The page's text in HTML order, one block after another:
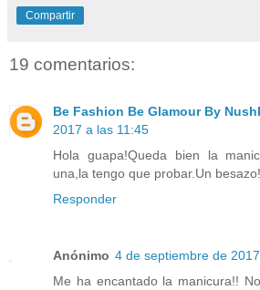
Compartir
19 comentarios:
Be Fashion Be Glamour By
2017 a las 11:45
Hola guapa!Queda bien la
una,la tengo que probar.Un besazo!
Responder
Anónimo 4 de septiembre de
Me ha encantado la manicura!!